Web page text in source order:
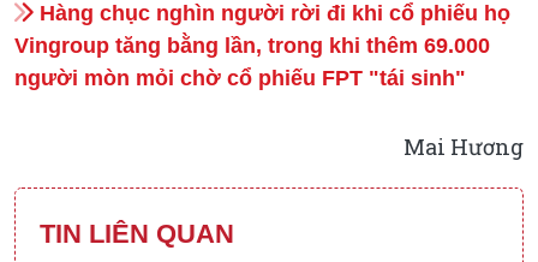
Hàng chục nghìn người rời đi khi cổ phiếu họ
Vingroup tăng bằng lần, trong khi thêm 69.000
người mòn mỏi chờ cổ phiếu FPT "tái sinh"
Mai Hương
TIN LIÊN QUAN